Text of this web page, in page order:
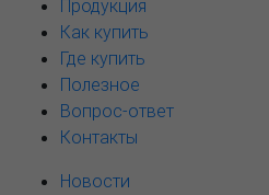
Продукция
Как купить
Где купить
Полезное
Вопрос-ответ
Контакты
Новости